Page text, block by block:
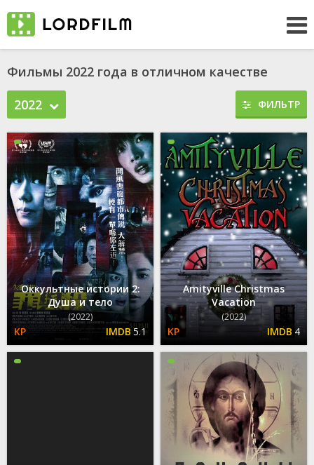
Фильмы 2022 года в отличном качестве
2022
ФИЛЬТР
Оккультные истории 2:
Душа и тело
(2022)
5.1
Amityville Christmas
Vacation
(2022)
4